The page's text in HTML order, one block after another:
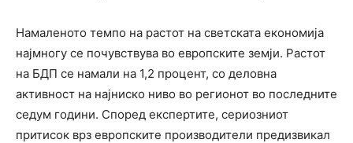
Намаленото темпо на растот на светската економија
најмногу се почувствува во европските земји. Растот
на БДП се намали на 1,2 процент, со деловна
активност на најниско ниво во регионот во последните
седум години. Според експертите, сериозниот
притисок врз европските производители предизвикал